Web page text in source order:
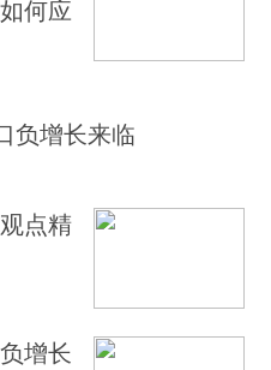
何应
负增长来临
点精
增长